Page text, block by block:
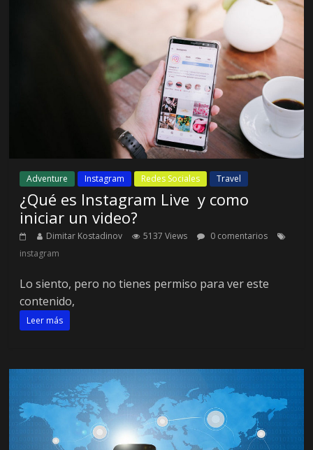
Adventure Instagram Redes Sociales Travel
¿Qué es Instagram Live y como
iniciar un video?
Dimitar Kostadinov 5137 Views
0 comentarios
instagram
Lo siento, pero no tienes permiso para ver este
contenido,
Leer más